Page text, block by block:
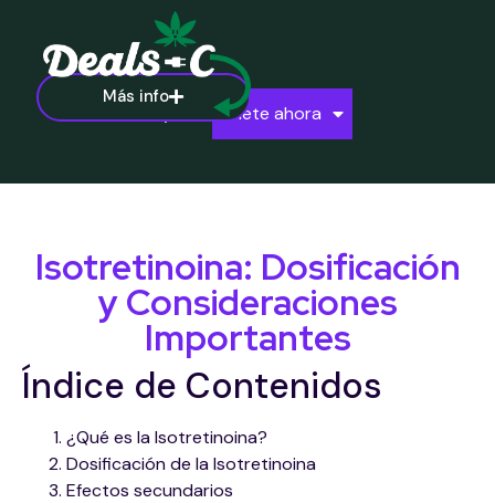
Más info
Únete ahora
Isotretinoina: Dosificación
y Consideraciones
Importantes
Índice de Contenidos
¿Qué es la Isotretinoina?
Dosificación de la Isotretinoina
Efectos secundarios